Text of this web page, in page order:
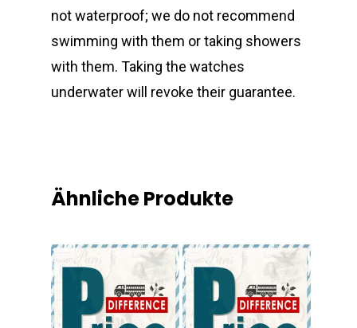
not waterproof; we do not recommend
swimming with them or taking showers
with them. Taking the watches
underwater will revoke their guarantee.
Ähnliche Produkte